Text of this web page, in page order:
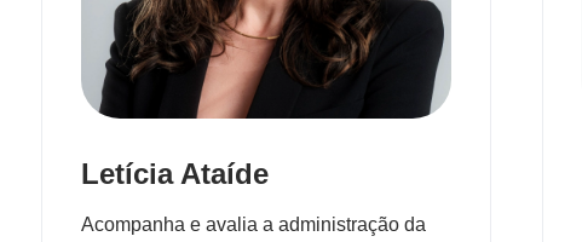
Letícia Ataíde
Acompanha e avalia a administração da